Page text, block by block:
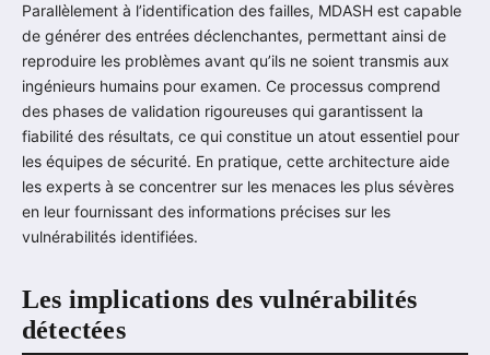
Parallèlement à l’identification des failles, MDASH est capable
de générer des entrées déclenchantes, permettant ainsi de
reproduire les problèmes avant qu’ils ne soient transmis aux
ingénieurs humains pour examen. Ce processus comprend
des phases de validation rigoureuses qui garantissent la
fiabilité des résultats, ce qui constitue un atout essentiel pour
les équipes de sécurité. En pratique, cette architecture aide
les experts à se concentrer sur les menaces les plus sévères
en leur fournissant des informations précises sur les
vulnérabilités identifiées.
Les implications des vulnérabilités
détectées